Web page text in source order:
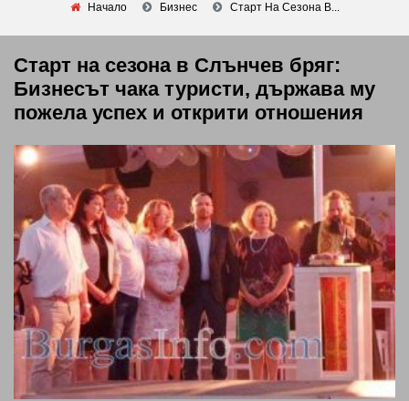
Начало Бизнес Старт На Сезона В...
Старт на сезона в Слънчев бряг:
Бизнесът чака туристи, държава му
пожела успех и открити отношения